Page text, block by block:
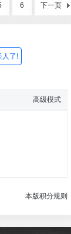
6 下一页
人了!
高级模式
本版积分规则